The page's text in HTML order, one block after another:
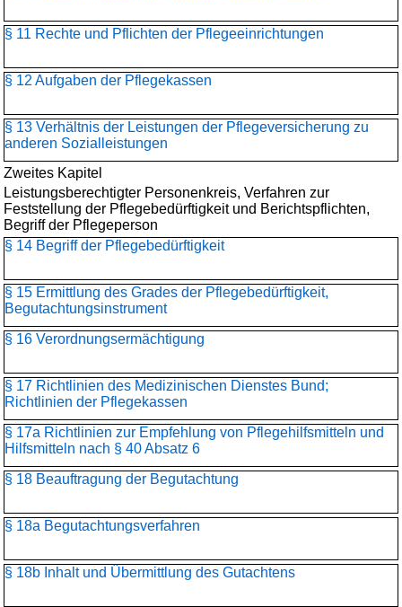
§ 11 Rechte und Pflichten der Pflegeeinrichtungen
§ 12 Aufgaben der Pflegekassen
§ 13 Verhältnis der Leistungen der Pflegeversicherung zu
anderen Sozialleistungen
Zweites Kapitel
Leistungsberechtigter Personenkreis, Verfahren zur
Feststellung der Pflegebedürftigkeit und Berichtspflichten,
Begriff der Pflegeperson
§ 14 Begriff der Pflegebedürftigkeit
§ 15 Ermittlung des Grades der Pflegebedürftigkeit,
Begutachtungsinstrument
§ 16 Verordnungsermächtigung
§ 17 Richtlinien des Medizinischen Dienstes Bund;
Richtlinien der Pflegekassen
§ 17a Richtlinien zur Empfehlung von Pflegehilfsmitteln und
Hilfsmitteln nach § 40 Absatz 6
§ 18 Beauftragung der Begutachtung
§ 18a Begutachtungsverfahren
§ 18b Inhalt und Übermittlung des Gutachtens